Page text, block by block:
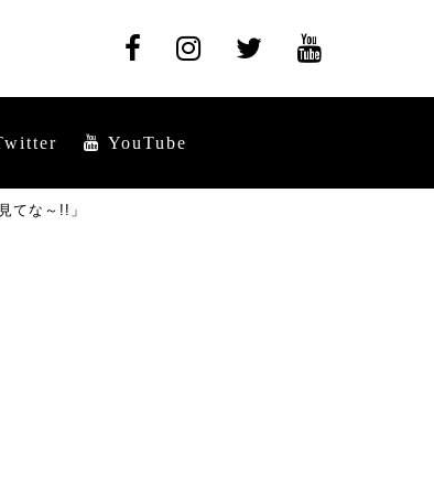
YouTube
てな～!!」